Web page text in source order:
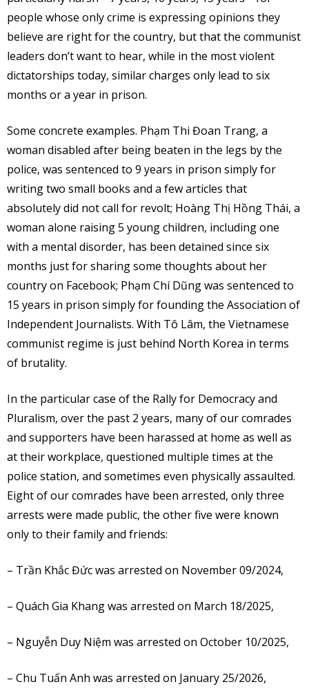
people whose only crime is expressing opinions they
believe are right for the country, but that the communist
leaders don’t want to hear, while in the most violent
dictatorships today, similar charges only lead to six
months or a year in prison.
Some concrete examples. Phạm Thi Đoan Trang, a
woman disabled after being beaten in the legs by the
police, was sentenced to 9 years in prison simply for
writing two small books and a few articles that
absolutely did not call for revolt; Hoàng Thị Hồng Thái, a
woman alone raising 5 young children, including one
with a mental disorder, has been detained since six
months just for sharing some thoughts about her
country on Facebook; Phạm Chí Dũng was sentenced to
15 years in prison simply for founding the Association of
Independent Journalists. With Tô Lâm, the Vietnamese
communist regime is just behind North Korea in terms
of brutality.
In the particular case of the Rally for Democracy and
Pluralism, over the past 2 years, many of our comrades
and supporters have been harassed at home as well as
at their workplace, questioned multiple times at the
police station, and sometimes even physically assaulted.
Eight of our comrades have been arrested, only three
arrests were made public, the other five were known
only to their family and friends:
– Trần Khắc Đức was arrested on November 09/2024,
– Quách Gia Khang was arrested on March 18/2025,
– Nguyễn Duy Niệm was arrested on October 10/2025,
– Chu Tuấn Anh was arrested on January 25/2026,